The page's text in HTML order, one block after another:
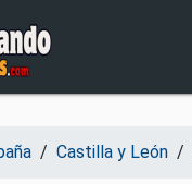
/ Castilla y León /